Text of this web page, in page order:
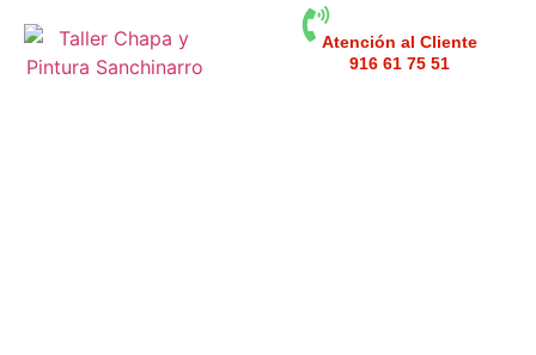
Atención al Cliente
916 61 75 51